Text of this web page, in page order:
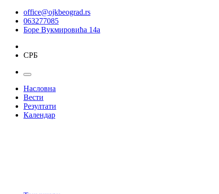
office@ojkbeograd.rs
063277085
Боре Вукмировића 14а
СРБ
Насловна
Вести
Резултати
Календар